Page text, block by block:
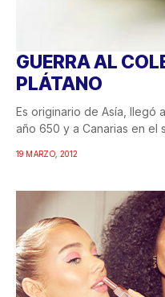
GUERRA AL
PLÁTANO
Es originario de Asía, llegó
año 650 y a Canarias en el
19 MARZO, 2012